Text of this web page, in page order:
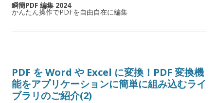
瞬簡PDF 編集 2024
かんたん操作でPDFを自由自在に編集
PDF を Word や Excel に変換！PDF 変換機
能をアプリケーションに簡単に組み込むライ
ブラリのご紹介(2)